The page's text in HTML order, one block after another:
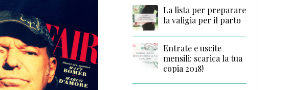
La lista per preparare
la valigia per il parto
Entrate e uscite
mensili: scarica la tua
copia 2018!